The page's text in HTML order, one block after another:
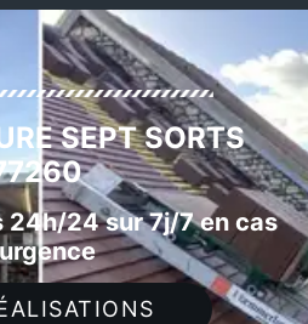
SEPT SORTS
24h/24 sur 7j/7 en cas